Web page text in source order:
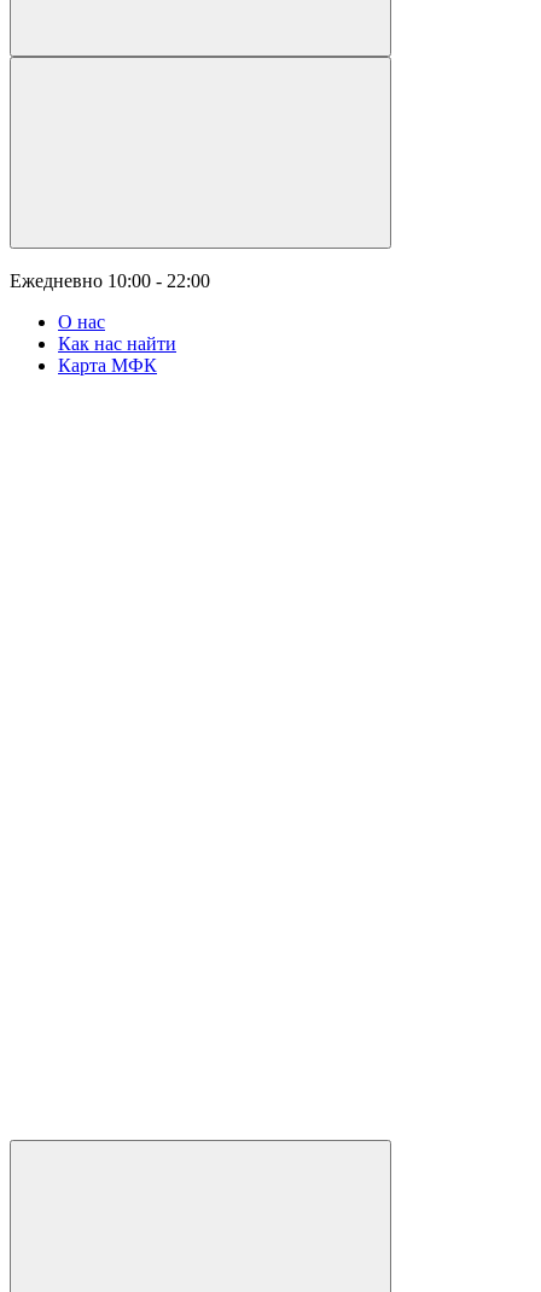
Ежедневно 10:00 - 22:00
О нас
Как нас найти
Карта МФК